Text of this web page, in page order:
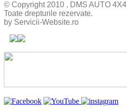
© Copyright 2010 , DMS AUTO 4X4
Toate drepturile rezervate.
by Servicii-Website.ro